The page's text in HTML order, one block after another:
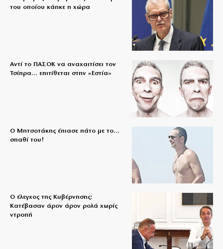
του οποίου κάηκε η χώρα
Αντί το ΠΑΣΟΚ να αναχαιτίσει τον
Τσίπρα… επιτίθεται στην «Εστία»
Ο Μητσοτάκης έπιασε πάτο με το…
σπαθί του!
Ο έλεγχος της Κυβέρνησης:
Κατέβασαν άρον άρον ρολά χωρίς
ντροπή